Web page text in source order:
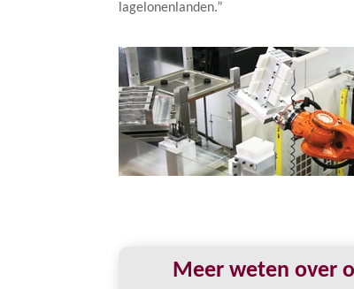
lagelonenlanden.”
Meer weten over